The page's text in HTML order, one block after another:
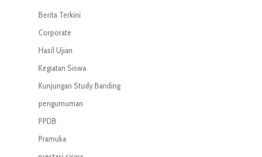
Berita Terkini
Corporate
Hasil Ujian
Kegiatan Siswa
Kunjungan Study Banding
pengumuman
PPDB
Pramuka